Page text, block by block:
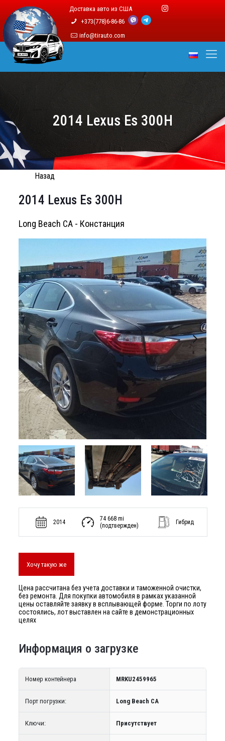
Доставка авто из США
+373(778)6-86-86
info@tirauto.com
2014 Lexus Es 300H
Назад
2014 Lexus Es 300H
Long Beach CA - Констанция
2014
74 668 mi
(подтвержден)
Гибрид
Хочу такую же
Цена рассчитана без учета доставки и таможенной очистки,
без ремонта. Для покупки автомобиля в рамках указанной
цены оставляйте заявку в всплывающей форме. Торги по лоту
состоялись, лот выставлен на сайте в демонстрационных
целях
Информация о загрузке
Номер контейнера MRKU2459965
Порт погрузки: Long Beach CA
Ключи: Присутствует